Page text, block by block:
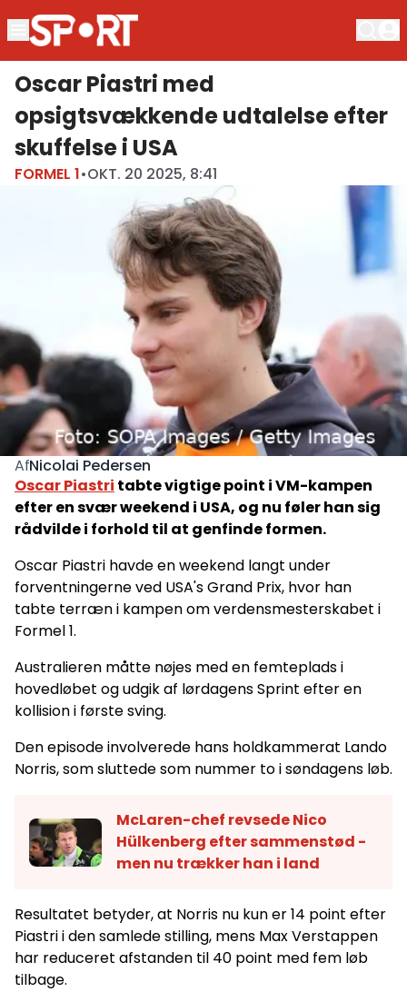
Oscar Piastri med
opsigtsvækkende udtalelse efter
skuffelse i USA
FORMEL 1•OKT. 20 2025, 8:41
AfNicolai Pedersen
Oscar Piastri tabte vigtige point i VM-kampen
efter en svær weekend i USA, og nu føler han sig
rådvilde i forhold til at genfinde formen.
Oscar Piastri havde en weekend langt under
forventningerne ved USA's Grand Prix, hvor han
tabte terræn i kampen om verdensmesterskabet i
Formel 1.
Australieren måtte nøjes med en femteplads i
hovedløbet og udgik af lørdagens Sprint efter en
kollision i første sving.
Den episode involverede hans holdkammerat Lando
Norris, som sluttede som nummer to i søndagens løb.
McLaren-chef revsede Nico
Hülkenberg efter sammenstød -
men nu trækker han i land
Resultatet betyder, at Norris nu kun er 14 point efter
Piastri i den samlede stilling, mens Max Verstappen
har reduceret afstanden til 40 point med fem løb
tilbage.